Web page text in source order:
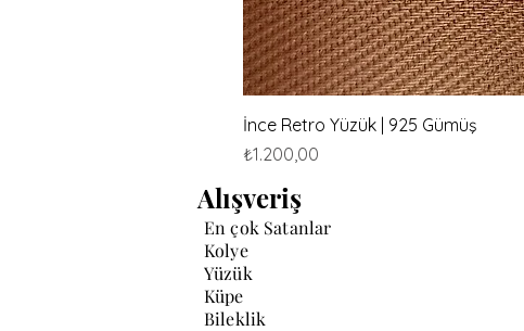
İnce Retro Yüzük | 925 Gümüş
Fiyat
₺1.200,00
Alışveriş
En çok Satanlar
Kolye
Yüzük
Küpe
Bileklik